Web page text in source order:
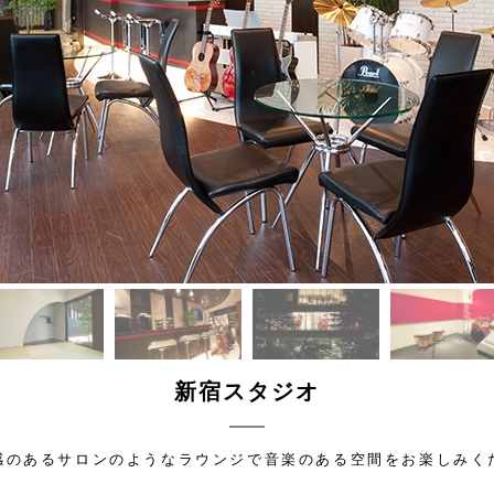
新宿スタジオ
のあるサロンのようなラウンジで音楽のある空間をお楽しみく